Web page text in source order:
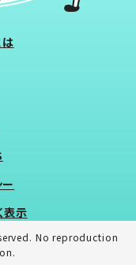
表示
No reproduction